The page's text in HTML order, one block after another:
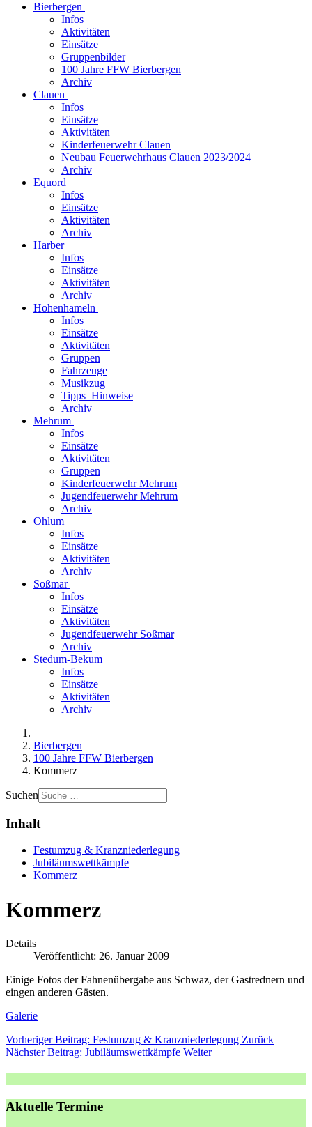
Bierbergen
Infos
Aktivitäten
Einsätze
Gruppenbilder
100 Jahre FFW Bierbergen
Archiv
Clauen
Infos
Einsätze
Aktivitäten
Kinderfeuerwehr Clauen
Neubau Feuerwehrhaus Clauen 2023/2024
Archiv
Equord
Infos
Einsätze
Aktivitäten
Archiv
Harber
Infos
Einsätze
Aktivitäten
Archiv
Hohenhameln
Infos
Einsätze
Aktivitäten
Gruppen
Fahrzeuge
Musikzug
Tipps_Hinweise
Archiv
Mehrum
Infos
Einsätze
Aktivitäten
Gruppen
Kinderfeuerwehr Mehrum
Jugendfeuerwehr Mehrum
Archiv
Ohlum
Infos
Einsätze
Aktivitäten
Archiv
Soßmar
Infos
Einsätze
Aktivitäten
Jugendfeuerwehr Soßmar
Archiv
Stedum-Bekum
Infos
Einsätze
Aktivitäten
Archiv
Bierbergen
100 Jahre FFW Bierbergen
Kommerz
Suchen
Inhalt
Festumzug & Kranzniederlegung
Jubiläumswettkämpfe
Kommerz
Kommerz
Details
Veröffentlicht: 26. Januar 2009
Einige Fotos der Fahnenübergabe aus Schwaz, der Gastrednern und
eingen anderen Gästen.
Galerie
Vorheriger Beitrag: Festumzug & Kranzniederlegung Zurück
Nächster Beitrag: Jubiläumswettkämpfe Weiter
Aktuelle Termine